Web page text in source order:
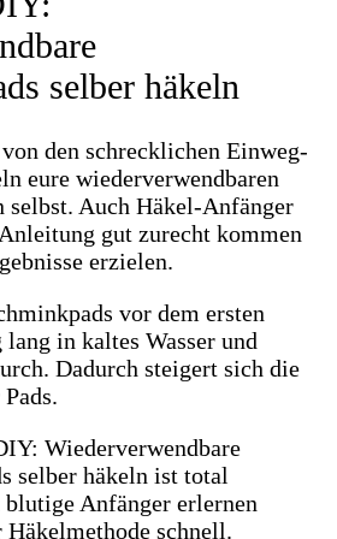
selber häkeln
den schrecklichen Einweg-
eure wiederverwendbaren
selbst. Auch Häkel-Anfänger
gut zurecht kommen
erzielen.
vor dem ersten
lang in kaltes Wasser und
Dadurch steigert sich die